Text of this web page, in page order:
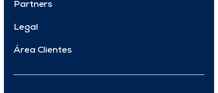
Partners
Legal
Área Clientes